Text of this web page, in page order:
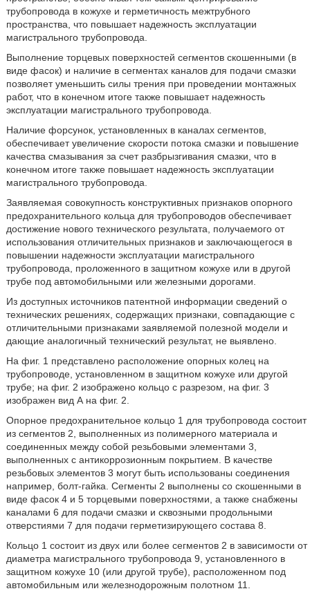
трубопровода в кожухе и герметичность межтрубного
пространства, что повышает надежность эксплуатации
магистрального трубопровода.
Выполнение торцевых поверхностей сегментов скошенными (в
виде фасок) и наличие в сегментах каналов для подачи смазки
позволяет уменьшить силы трения при проведении монтажных
работ, что в конечном итоге также повышает надежность
эксплуатации магистрального трубопровода.
Наличие форсунок, установленных в каналах сегментов,
обеспечивает увеличение скорости потока смазки и повышение
качества смазывания за счет разбрызгивания смазки, что в
конечном итоге также повышает надежность эксплуатации
магистрального трубопровода.
Заявляемая совокупность конструктивных признаков опорного
предохранительного кольца для трубопроводов обеспечивает
достижение нового технического результата, получаемого от
использования отличительных признаков и заключающегося в
повышении надежности эксплуатации магистрального
трубопровода, проложенного в защитном кожухе или в другой
трубе под автомобильными или железными дорогами.
Из доступных источников патентной информации сведений о
технических решениях, содержащих признаки, совпадающие с
отличительными признаками заявляемой полезной модели и
дающие аналогичный технический результат, не выявлено.
На фиг. 1 представлено расположение опорных колец на
трубопроводе, установленном в защитном кожухе или другой
трубе; на фиг. 2 изображено кольцо с разрезом, на фиг. 3
изображен вид А на фиг. 2.
Опорное предохранительное кольцо 1 для трубопровода состоит
из сегментов 2, выполненных из полимерного материала и
соединенных между собой резьбовыми элементами 3,
выполненных с антикоррозионным покрытием. В качестве
резьбовых элементов 3 могут быть использованы соединения
например, болт-гайка. Сегменты 2 выполнены со скошенными в
виде фасок 4 и 5 торцевыми поверхностями, а также снабжены
каналами 6 для подачи смазки и сквозными продольными
отверстиями 7 для подачи герметизирующего состава 8.
Кольцо 1 состоит из двух или более сегментов 2 в зависимости от
диаметра магистрального трубопровода 9, установленного в
защитном кожухе 10 (или другой трубе), расположенном под
автомобильным или железнодорожным полотном 11.